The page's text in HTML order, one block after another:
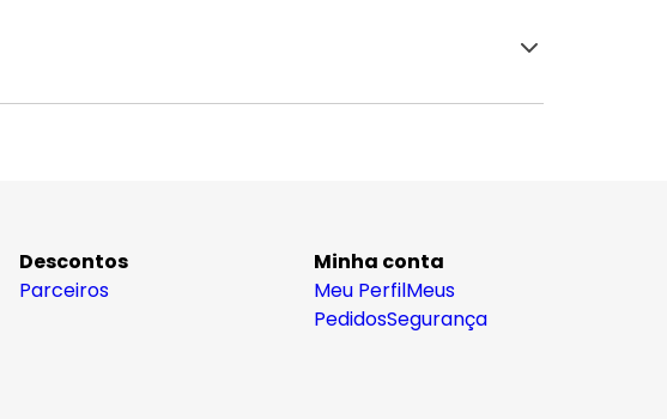
Descontos
Parceiros
Minha conta
Meu PerfilMeus
PedidosSegurança